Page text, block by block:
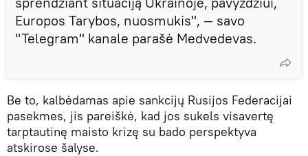
Europos Tarybos, nuosmukis", — savo
"Telegram" kanale parašė Medvedevas.
Be to, kalbėdamas apie sankcijų Rusijos Federacijai
pasekmes, jis pareiškė, kad jos sukels visavertę
tarptautinę maisto krizę su bado perspektyva
atskirose šalyse.